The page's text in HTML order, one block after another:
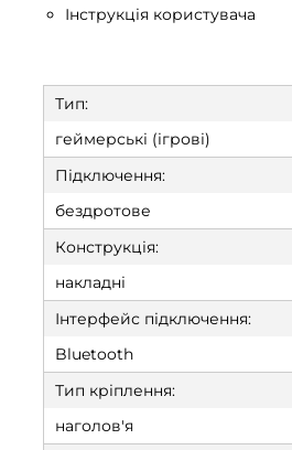
Інструкція користувача
Тип:
геймерські (ігрові)
Підключення:
бездротове
Конструкція:
накладні
Інтерфейс підключення:
Bluetooth
Тип кріплення:
наголов'я